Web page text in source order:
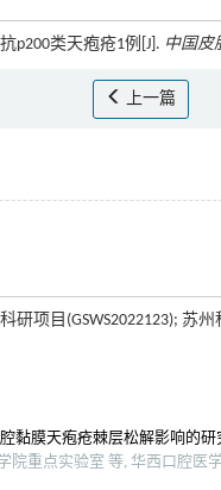
p200类天疱疮1例[J]. 中国皮
上一篇
项目(GSWS2022123); 苏州